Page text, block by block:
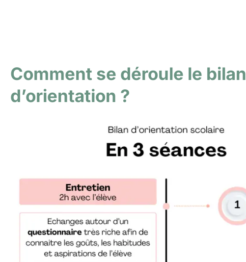
Comment se déroule le bilan
d’orientation ?